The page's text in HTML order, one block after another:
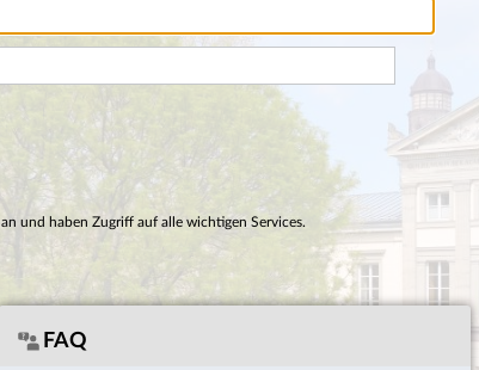
an und haben Zugriff auf alle wichtigen Services.
FAQ